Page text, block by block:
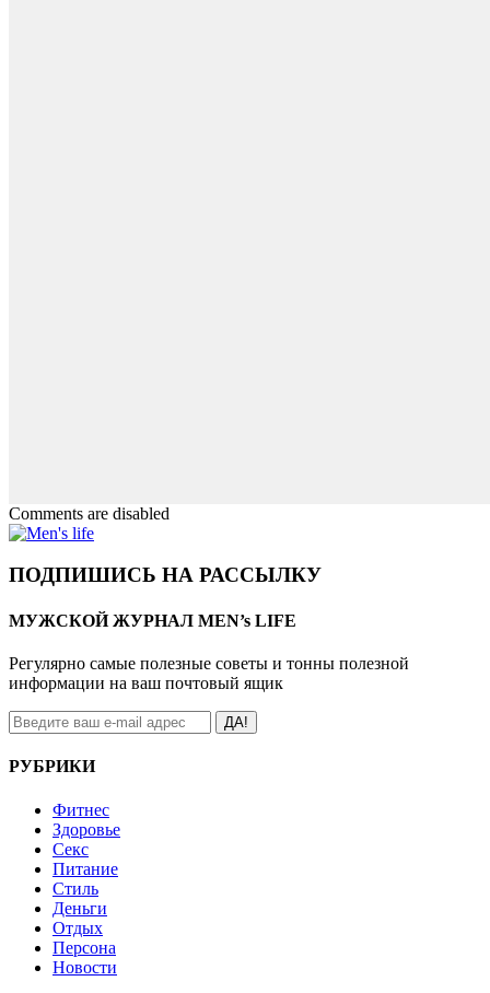
Comments are disabled
ПОДПИШИСЬ НА РАССЫЛКУ
МУЖСКОЙ ЖУРНАЛ MEN’s LIFE
Регулярно самые полезные советы и тонны полезной
информации на ваш почтовый ящик
ДА!
РУБРИКИ
Фитнес
Здоровье
Секс
Питание
Стиль
Деньги
Отдых
Персона
Новости